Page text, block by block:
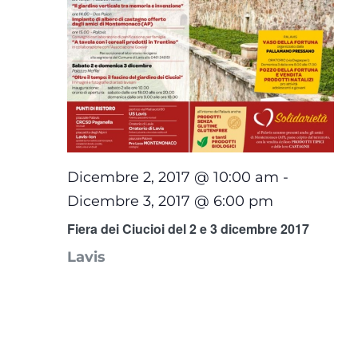
Dicembre 2, 2017 @ 10:00 am -
Dicembre 3, 2017 @ 6:00 pm
Fiera dei Ciucioi del 2 e 3 dicembre 2017
Lavis